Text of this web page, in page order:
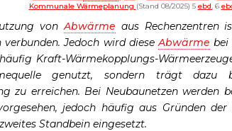
Kommunale Wärmeplanung (Stand 08/2025) 5 ebd.6
vonAbwärme aus Rechenzentren
verbunden. Jedoch wird dieseAbwärme bei
Kraft-Wärmekopplungs-
genutzt, sondern trägt dazu
zu erreichen. Bei Neubaunetzen werden
jedoch häufig aus Gründen
Standbein eingesetzt.